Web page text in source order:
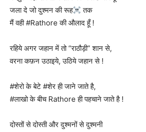
जला दे जो दुश्मन की रूह
तक
मैं वही #Rathore की औलाद हूँ !
रहिये अगर जहान में तो “राठौड़ी” शान से,
वरना कफ़न उठाइये, उठिये जहान से !
#शेरो के बेटे #शेर ही जाने जाते है,
#लाखो के बीच Rathore ही पहचाने जाते है !
दोस्तों से दोस्ती और दुश्मनों से दुश्मनी